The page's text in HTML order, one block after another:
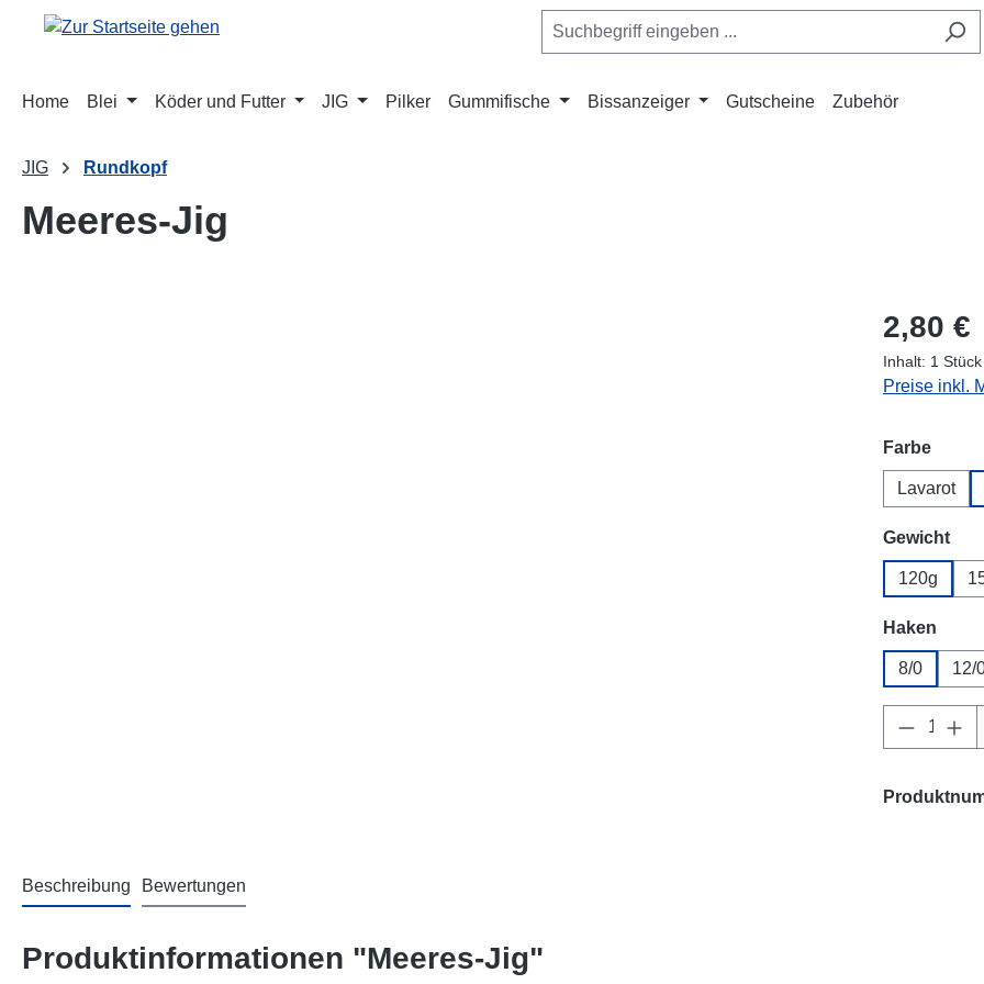
Zur Hauptnavigation springen
Home Blei Köder und Futter JIG Pilker Gummifische Bissanzeiger Gutscheine Zubehör
JIG Rundkopf
Meeres-Jig
2,80 €
Inhalt: 1 Stück
Preise inkl.
Farbe
Lavarot
Gewicht
120g
Haken
8/0 12/
Beschreibung Bewertungen
Produktinformationen "Meeres-Jig"